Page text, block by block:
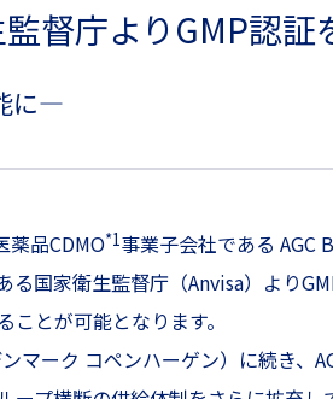
督庁よりGMP認証
に―
薬品CDMO*1事業子会社である AGC
国家衛生監督庁（Anvisa）より
とが可能となります。
マーク コペンハーゲン）に続き、